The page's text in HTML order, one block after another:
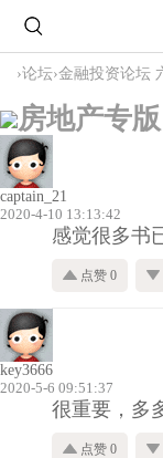
›论坛›金融投资论坛
房地产专
captain_21
2020-4-10 13:13:42
感觉很多书
点赞 0
key3666
2020-5-6 09:51:37
很重要，多
点赞 0